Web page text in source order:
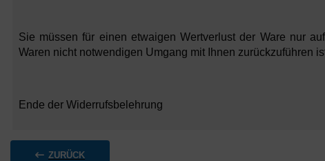
Sie müssen für einen etwaigen Wertverlust der Ware nur
Waren nicht notwendigen Umgang mit Ihnen zurückzuführen
Ende der Widerrufsbelehrung
ZURÜCK